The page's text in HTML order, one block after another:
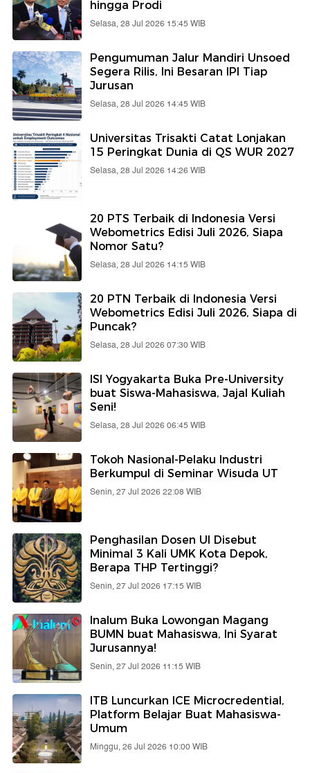
hingga Prodi
Selasa, 28 Jul 2026 15:45 WIB
Pengumuman Jalur Mandiri Unsoed
Segera Rilis, Ini Besaran IPI Tiap
Jurusan
Selasa, 28 Jul 2026 14:45 WIB
Universitas Trisakti Catat Lonjakan
15 Peringkat Dunia di QS WUR 2027
Selasa, 28 Jul 2026 14:26 WIB
20 PTS Terbaik di Indonesia Versi
Webometrics Edisi Juli 2026, Siapa
Nomor Satu?
Selasa, 28 Jul 2026 14:15 WIB
20 PTN Terbaik di Indonesia Versi
Webometrics Edisi Juli 2026, Siapa di
Puncak?
Selasa, 28 Jul 2026 07:30 WIB
ISI Yogyakarta Buka Pre-University
buat Siswa-Mahasiswa, Jajal Kuliah
Seni!
Selasa, 28 Jul 2026 06:45 WIB
Tokoh Nasional-Pelaku Industri
Berkumpul di Seminar Wisuda UT
Senin, 27 Jul 2026 22:08 WIB
Penghasilan Dosen UI Disebut
Minimal 3 Kali UMK Kota Depok,
Berapa THP Tertinggi?
Senin, 27 Jul 2026 17:15 WIB
Inalum Buka Lowongan Magang
BUMN buat Mahasiswa, Ini Syarat
Jurusannya!
Senin, 27 Jul 2026 11:15 WIB
ITB Luncurkan ICE Microcredential,
Platform Belajar Buat Mahasiswa-
Umum
Minggu, 26 Jul 2026 10:00 WIB